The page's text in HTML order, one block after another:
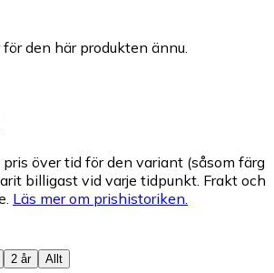
den här produkten ännu.
över tid för den variant (såsom färg
billigast vid varje tidpunkt. Frakt och
Läs mer om prishistoriken.
2 år Allt